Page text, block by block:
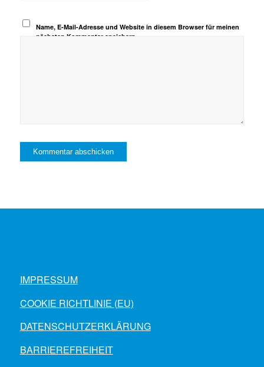
Name, E-Mail-Adresse und Website in diesem Browser für meinen
nächsten Kommentar speichern.
IMPRESSUM
COOKIE RICHTLINIE (EU)
DATENSCHUTZERKLÄRUNG
BARRIEREFREIHEIT